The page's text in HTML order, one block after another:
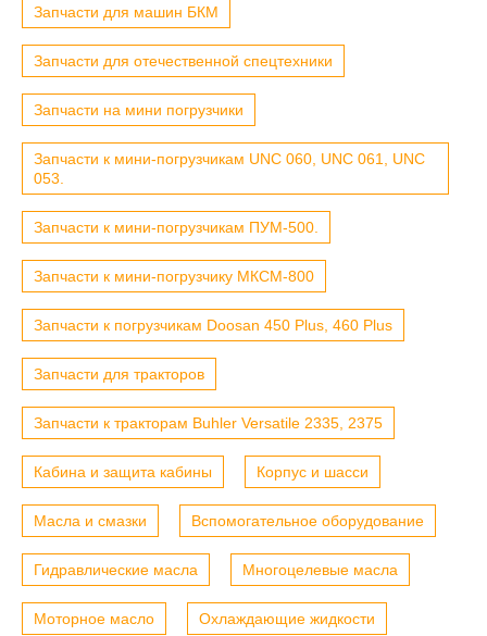
Запчасти для машин БКМ
Запчасти для отечественной спецтехники
Запчасти на мини погрузчики
Запчасти к мини-погрузчикам UNC 060, UNC 061, UNC
053.
Запчасти к мини-погрузчикам ПУМ-500.
Запчасти к мини-погрузчику МКСМ-800
Запчасти к погрузчикам Doosan 450 Plus, 460 Plus
Запчасти для тракторов
Запчасти к тракторам Buhler Versatile 2335, 2375
Кабина и защита кабины Корпус и шасси
Масла и смазки Вспомогательное оборудование
Гидравлические масла Многоцелевые масла
Моторное масло Охлаждающие жидкости